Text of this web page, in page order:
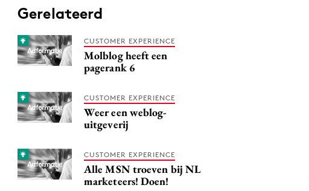
Gerelateerd
CUSTOMER EXPERIENCE
Molblog heeft een
pagerank 6
CUSTOMER EXPERIENCE
Weer een weblog-
uitgeverij
CUSTOMER EXPERIENCE
Alle MSN troeven bij NL
marketeers! Doen!